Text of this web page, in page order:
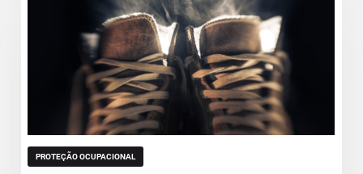
PROTEÇÃO OCUPACIONAL